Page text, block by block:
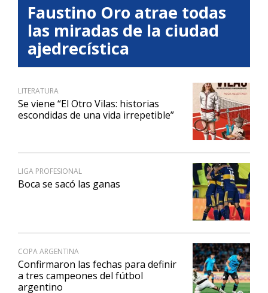
Faustino Oro atrae todas
las miradas de la ciudad
ajedrecística
LITERATURA
Se viene “El Otro Vilas: historias
escondidas de una vida irrepetible”
LIGA PROFESIONAL
Boca se sacó las ganas
COPA ARGENTINA
Confirmaron las fechas para definir
a tres campeones del fútbol
argentino